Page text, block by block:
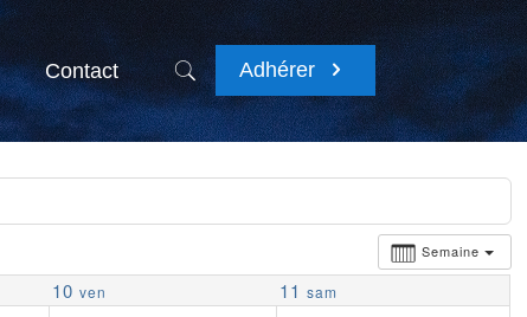
Contact Adhérer
Semaine
10 ven 11 sam